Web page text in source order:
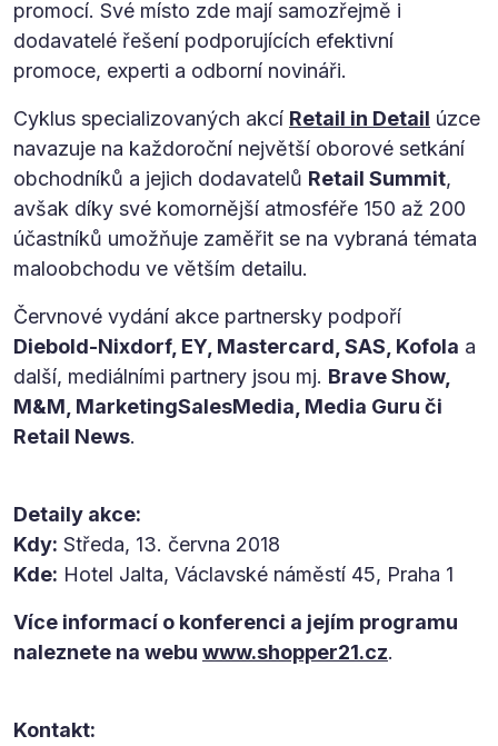
promocí. Své místo zde mají samozřejmě i
dodavatelé řešení podporujících efektivní
promoce, experti a odborní novináři.
Cyklus specializovaných akcí Retail in Detail úzce
navazuje na každoroční největší oborové setkání
obchodníků a jejich dodavatelů Retail Summit,
avšak díky své komornější atmosféře 150 až 200
účastníků umožňuje zaměřit se na vybraná témata
maloobchodu ve větším detailu.
Červnové vydání akce partnersky podpoří
Diebold-Nixdorf, EY, Mastercard, SAS, Kofola a
další, mediálními partnery jsou mj. Brave Show,
M&M, MarketingSalesMedia, Media Guru či
Retail News.
Detaily akce:
Kdy: Středa, 13. června 2018
Kde: Hotel Jalta, Václavské náměstí 45, Praha 1
Více informací o konferenci a jejím programu
naleznete na webu www.shopper21.cz.
Kontakt: